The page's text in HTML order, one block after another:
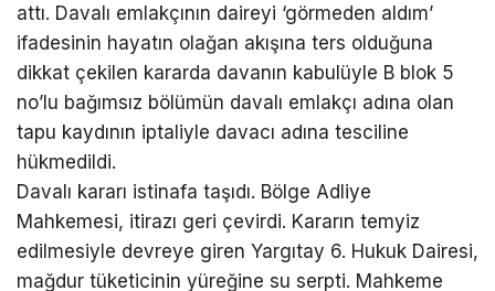
attı. Davalı emlakçının daireyi ‘görmeden aldım’
ifadesinin hayatın olağan akışına ters olduğuna
dikkat çekilen kararda davanın kabulüyle B blok 5
no’lu bağımsız bölümün davalı emlakçı adına olan
tapu kaydının iptaliyle davacı adına tesciline
hükmedildi.
Davalı kararı istinafa taşıdı. Bölge Adliye
Mahkemesi, itirazı geri çevirdi. Kararın temyiz
edilmesiyle devreye giren Yargıtay 6. Hukuk Dairesi,
mağdur tüketicinin yüreğine su serpti. Mahkeme